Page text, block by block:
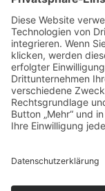
Rekord: 922 Gäste
LETZTE
DBV